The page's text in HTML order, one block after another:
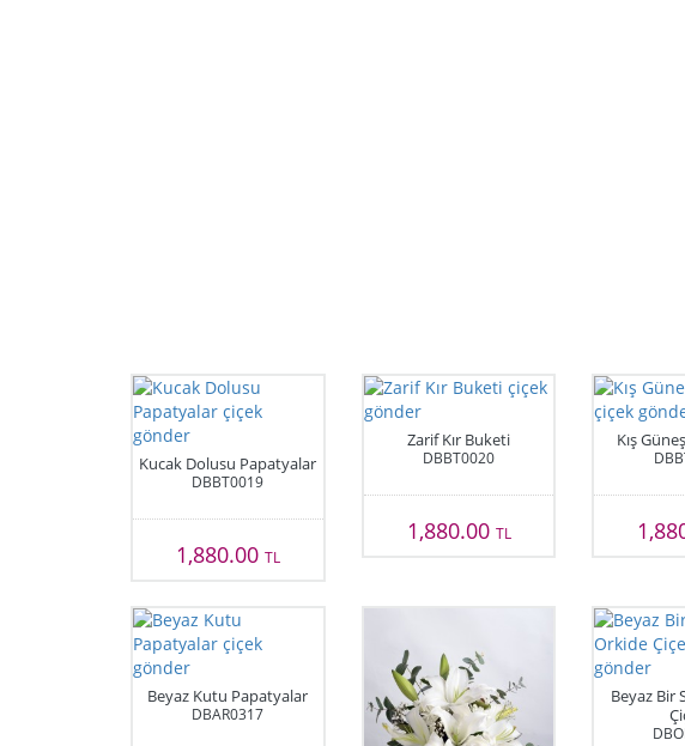
Kucak Dolusu Papatyalar
DBBT0019
1,880.00 TL
Zarif Kır Buketi
DBBT0020
1,880.00 TL
Kış
Beyaz Kutu Papatyalar
DBAR0317
Beyaz Bir